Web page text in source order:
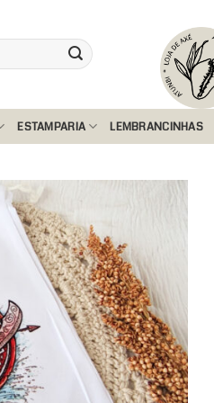
ESTAMPARIA LEMBRANCINHAS
Add to
wishlist